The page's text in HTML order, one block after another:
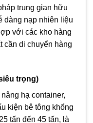
trung gian hữu
dàng nạp nhiên liệu
với các kho hàng
cần di chuyển hàng
trọng)
hạ container,
kiện bê tông khổng
tấn đến 45 tấn, là